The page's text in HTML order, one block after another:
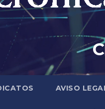
AVISO